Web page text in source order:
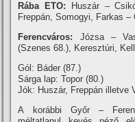
Rába ETO: Huszár –
Freppán, Somogyi, Farkas –
Ferencváros: Józsa –
(Szenes 68.), Keresztúri,
Gól: Báder (87.)
Sárga lap: Topor (80.)
Jók: Huszár, Freppán illetve
A korábbi Győr –